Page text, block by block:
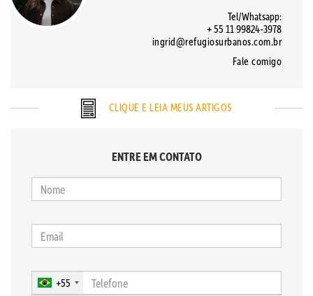
Tel/Whatsapp:
+ 55 11 99824-3978
ingrid@refugiosurbanos.com.br
Fale comigo
CLIQUE E LEIA MEUS ARTIGOS
ENTRE EM CONTATO
+55